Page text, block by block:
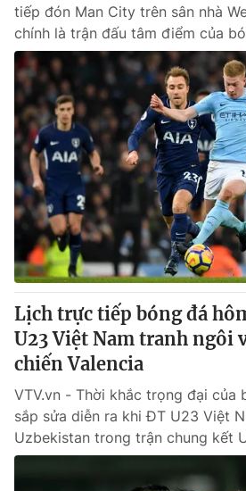
tiếp đón Man City trên sân nhà
chính là trận đấu tâm điểm của
Lịch trực tiếp bóng đá
U23 Việt Nam tranh ngôi
chiến Valencia
VTV.vn - Thời khắc trọng đại của
sắp sửa diễn ra khi ĐT U23 Việt
Uzbekistan trong trận chung kết